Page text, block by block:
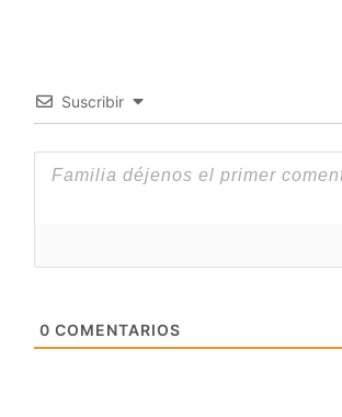
Suscribir
0 COMENTARIOS